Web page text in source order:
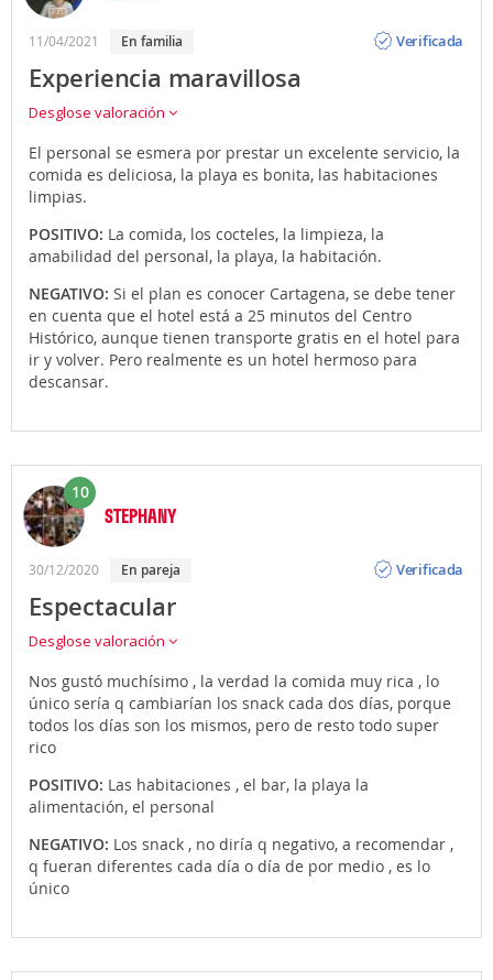
11/04/2021 En familia
Verificada
Experiencia maravillosa
Desglose valoración
El personal se esmera por prestar un excelente servicio, la
comida es deliciosa, la playa es bonita, las habitaciones
limpias.
POSITIVO: La comida, los cocteles, la limpieza, la
amabilidad del personal, la playa, la habitación.
NEGATIVO: Si el plan es conocer Cartagena, se debe tener
en cuenta que el hotel está a 25 minutos del Centro
Histórico, aunque tienen transporte gratis en el hotel para
ir y volver. Pero realmente es un hotel hermoso para
descansar.
10
STEPHANY
30/12/2020 En pareja
Verificada
Espectacular
Desglose valoración
Nos gustó muchísimo , la verdad la comida muy rica , lo
único sería q cambiarían los snack cada dos días, porque
todos los días son los mismos, pero de resto todo super
rico
POSITIVO: Las habitaciones , el bar, la playa la
alimentación, el personal
NEGATIVO: Los snack , no diría q negativo, a recomendar ,
q fueran diferentes cada día o día de por medio , es lo
único